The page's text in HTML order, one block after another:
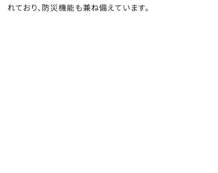
れており、防災機能も兼ね備えています。